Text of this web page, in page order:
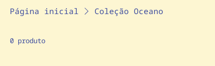
Página inicial Coleção Oceano
0 produto